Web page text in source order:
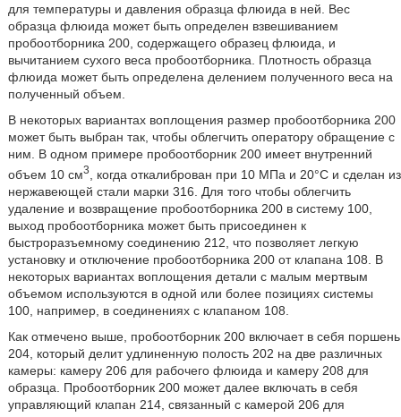
для температуры и давления образца флюида в ней. Вес
образца флюида может быть определен взвешиванием
пробоотборника 200, содержащего образец флюида, и
вычитанием сухого веса пробоотборника. Плотность образца
флюида может быть определена делением полученного веса на
полученный объем.
В некоторых вариантах воплощения размер пробоотборника 200
может быть выбран так, чтобы облегчить оператору обращение с
ним. В одном примере пробоотборник 200 имеет внутренний
объем 10 см3
, когда откалиброван при 10 МПа и 20°C и сделан из
нержавеющей стали марки 316. Для того чтобы облегчить
удаление и возвращение пробоотборника 200 в систему 100,
выход пробоотборника может быть присоединен к
быстроразъемному соединению 212, что позволяет легкую
установку и отключение пробоотборника 200 от клапана 108. В
некоторых вариантах воплощения детали с малым мертвым
объемом используются в одной или более позициях системы
100, например, в соединениях с клапаном 108.
Как отмечено выше, пробоотборник 200 включает в себя поршень
204, который делит удлиненную полость 202 на две различных
камеры: камеру 206 для рабочего флюида и камеру 208 для
образца. Пробоотборник 200 может далее включать в себя
управляющий клапан 214, связанный с камерой 206 для